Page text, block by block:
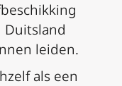
leiden.
als een